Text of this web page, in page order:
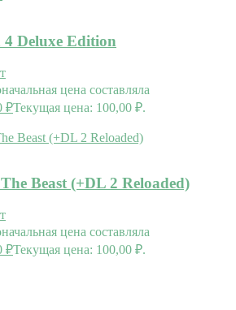
Deluxe Edition
цена составляла
₽Текущая цена: 100,00 ₽.
Beast (+DL 2 Reloaded)
цена составляла
₽Текущая цена: 100,00 ₽.